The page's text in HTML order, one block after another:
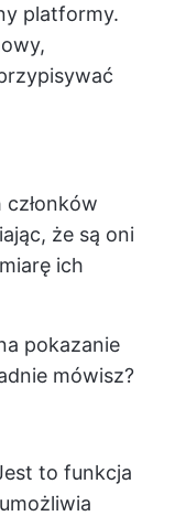
platformy.
że są oni
ich
pokazanie
mówisz?
to funkcja